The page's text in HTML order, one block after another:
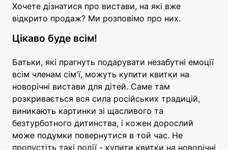
Хочете дізнатися про вистави, на які вже
відкрито продаж? Ми розповімо про них.
Цікаво буде всім!
Батьки, які прагнуть подарувати незабутні емоції
всім членам сім'ї, можуть купити квитки на
новорічні вистави для дітей. Саме там
розкривається вся сила російських традицій,
виникають картинки зі щасливого та
безтурботного дитинства, і кожен дорослий
може подумки повернутися в той час. Не
пропустіть такі події - купити квитки на новорічні